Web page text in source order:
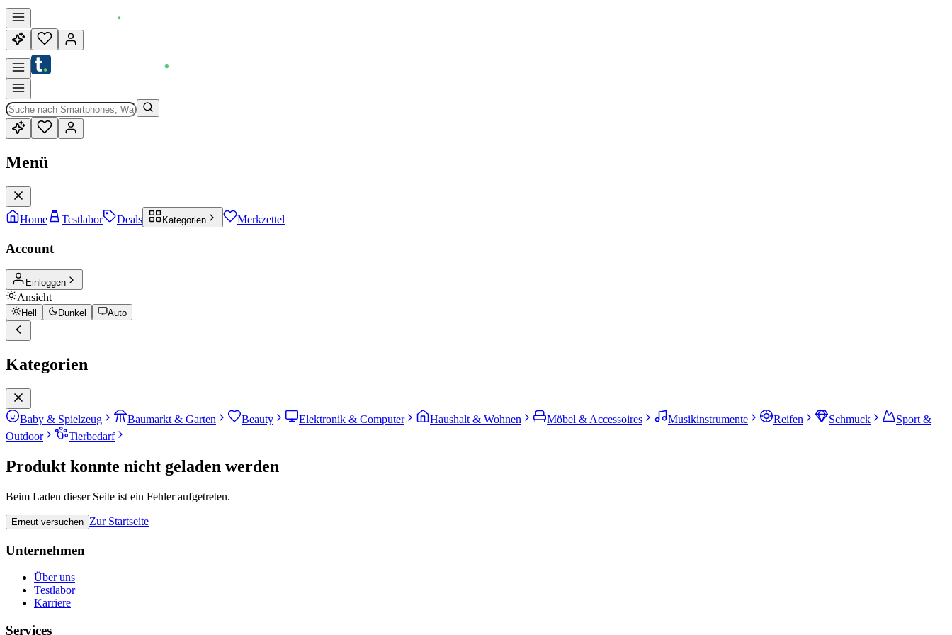
Menü
Home Testlabor Deals Kategorien Merkzettel
Account
Einloggen
Ansicht
Hell Dunkel Auto
Kategorien
Baby & Spielzeug Baumarkt & Garten Beauty Elektronik & Computer Haushalt & Wohnen Möbel & Accessoires Musikinstrumente Reifen Schmuck
Sport &
Outdoor
Tierbedarf
Produkt konnte nicht geladen werden
Beim Laden dieser Seite ist ein Fehler aufgetreten.
Erneut versuchen Zur Startseite
Unternehmen
Über uns
Testlabor
Karriere
Services